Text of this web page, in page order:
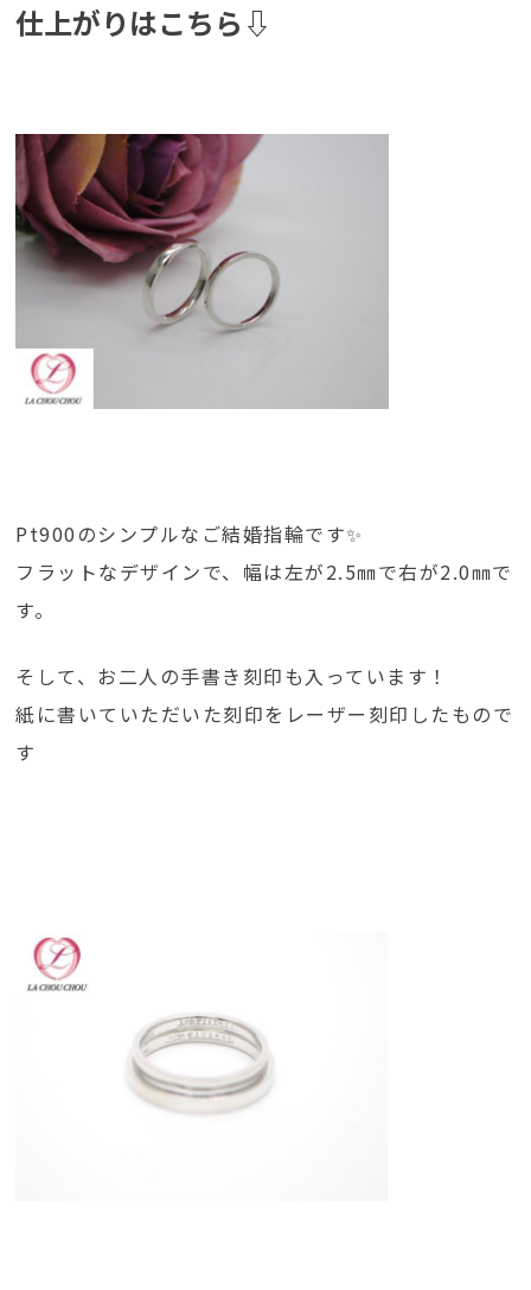
仕上がりはこちら⇩
Pt900のシンプルなご結婚指輪です✨
フラットなデザインで、幅は左が2.5㎜で右が2.0㎜で
す。
そして、お二人の手書き刻印も入っています！
紙に書いていただいた刻印をレーザー刻印したもので
す